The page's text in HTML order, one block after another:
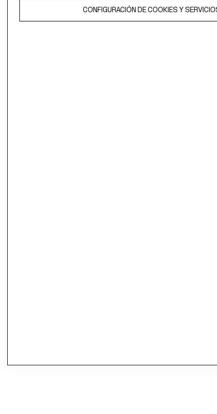
El contenido de esta página web está protegido por copyright y es
CONFIGURACIÓN DE COOKIES Y